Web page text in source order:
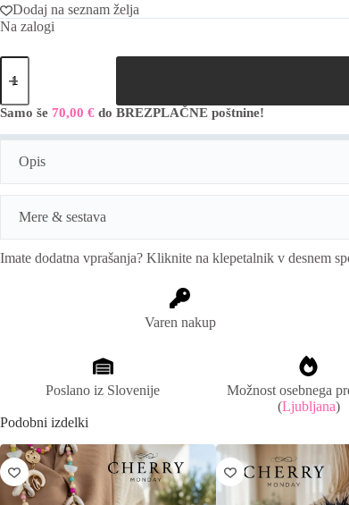
Dodaj na seznam želja
Na zalogi
Daljša
srebrna
količina
A
v
Samo še 70,00 € do BREZPLAČNE poštnine!
Opis
Mere & sestava
Mere:Unisize.
Imate dodatna vprašanja? Kliknite na klepetalnik v desnem
Varen nakup
Poslano iz Slovenije
Možnost osebnega
(Ljubljana)
Podobni izdelki